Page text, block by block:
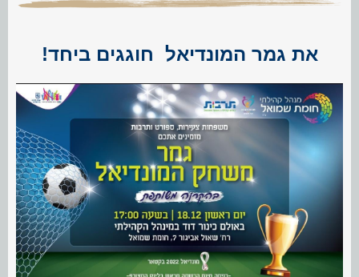
את גמר המונדיאל ‍️ חוגגים ביחד!